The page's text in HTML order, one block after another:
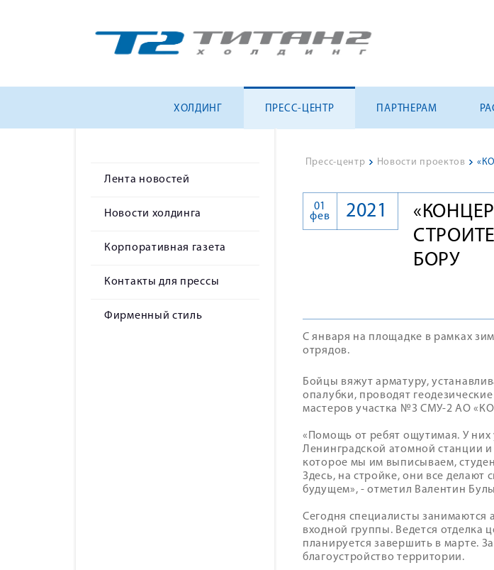
ХОЛДИНГ ПРЕСС-ЦЕНТР ПАРТНЕРАМ
Лента новостей
Новости холдинга
Корпоративная газета
Контакты для прессы
Фирменный стиль
Пресс-центр > Новости проектов >
БОРУ
01
фев
2021
С января на площадке в рамках
отрядов.
Бойцы вяжут арматуру,
опалубки, проводят
мастеров участка №3 СМУ-2 АО
«Помощь от ребят ощутимая. У
Ленинградской атомной станции
которое мы им выписываем,
Здесь, на стройке, они все делают
будущем», - отметил Валентин
Сегодня специалисты занимаются
входной группы. Ведется отделка
планируется завершить в марте.
благоустройство территории.